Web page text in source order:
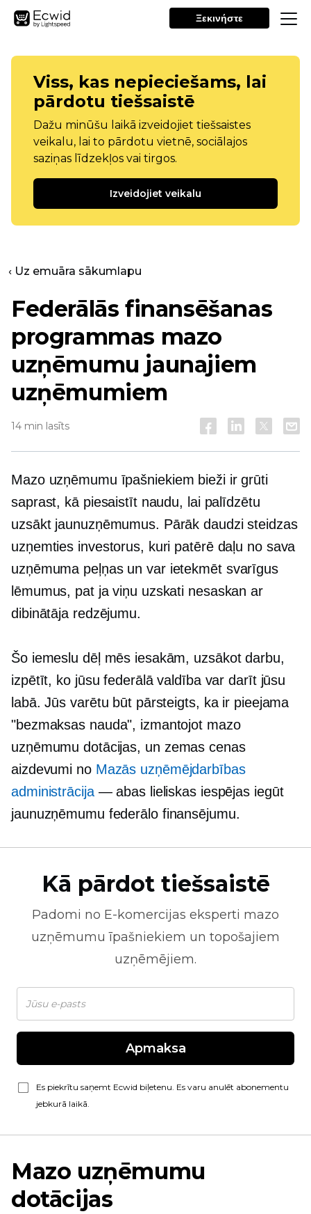
Ξεκινήστε
Viss, kas nepieciešams, lai
pārdotu tiešsaistē
Dažu minūšu laikā izveidojiet tiešsaistes
veikalu, lai to pārdotu vietnē, sociālajos
saziņas līdzekļos vai tirgos.
Izveidojiet veikalu
‹ Uz emuāra sākumlapu
Federālās finansēšanas
programmas mazo
uzņēmumu jaunajiem
uzņēmumiem
14 min lasīts
Mazo uzņēmumu īpašniekiem bieži ir grūti
saprast, kā piesaistīt naudu, lai palīdzētu
uzsākt jaunuzņēmumus. Pārāk daudzi steidzas
uzņemties investorus, kuri patērē daļu no sava
uzņēmuma peļņas un var ietekmēt svarīgus
lēmumus, pat ja viņu uzskati nesaskan ar
dibinātāja redzējumu.
Šo iemeslu dēļ mēs iesakām, uzsākot darbu,
izpētīt, ko jūsu federālā valdība var darīt jūsu
labā. Jūs varētu būt pārsteigts, ka ir pieejama
"bezmaksas nauda", izmantojot mazo
uzņēmumu dotācijas, un zemas cenas
aizdevumi no Mazās uzņēmējdarbības
administrācija— abas lieliskas iespējas iegūt
jaunuzņēmumu federālo finansējumu.
Kā pārdot tiešsaistē
Padomi no E-komercijas eksperti mazo
uzņēmumu īpašniekiem un topošajiem
uzņēmējiem.
Apmaksa
Es piekrītu saņemt Ecwid biļetenu. Es varu anulēt abonementu
jebkurā laikā.
Mazo uzņēmumu
dotācijas